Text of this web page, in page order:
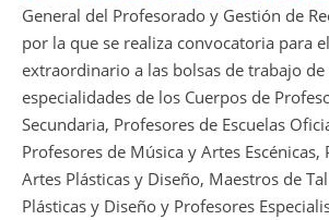
General del Profesorado y Gestión de
por la que se realiza convocatoria para
extraordinario a las bolsas de trabajo
especialidades de los Cuerpos de
Secundaria, Profesores de Escuelas
Profesores de Música y Artes Escénicas,
Artes Plásticas y Diseño, Maestros de
Plásticas y Diseño y Profesores